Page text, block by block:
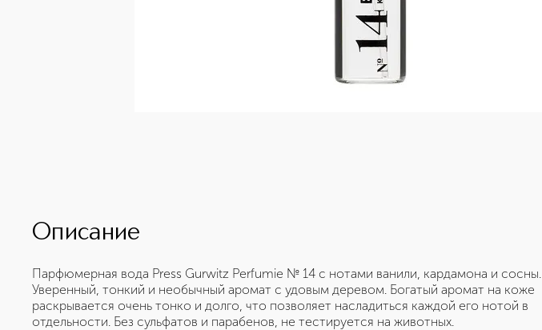
Описание
Парфюмерная вода Press Gurwitz Perfumie № 14 с нотами ванили, кардамона и сосны.
Уверенный, тонкий и необычный аромат с удовым деревом. Богатый аромат на коже
раскрывается очень тонко и долго, что позволяет насладиться каждой его нотой в
отдельности. Без сульфатов и парабенов, не тестируется на животных.